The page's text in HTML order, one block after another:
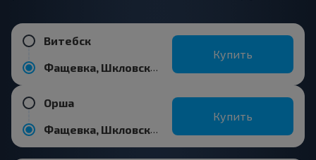
Витебск
Фащевка, Шкловский р-н МОГИЛЕВСКАЯ ОБЛ. Беларусь
Купить
Орша
Фащевка, Шкловский р-н МОГИЛЕВСКАЯ ОБЛ. Беларусь
Купить